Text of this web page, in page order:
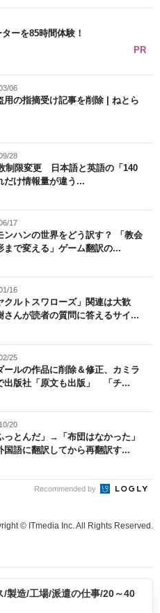
ーを85時間体験！
PR
06
用の指摘受け記事を削除 | ねとら
28
制限変更 日本語と英語の「140
だけ情報量が違う...
17
ンハンの世界をどう訳す？ 「教会
まで変える」ゲーム翻訳の...
16
クルトスワローズ」関連は大歓
んが読者の質問に答えるサイ...
25
ールの作品に削除＆修正、カミラ
出版社「原文も出版」 「チ...
20
っとんだ」→「布団はなかった」
語に翻訳してから再翻訳す...
Recommended by
© ITmedia Inc. All Rights Reserved.
製造/工場/派遣の仕事/20～40